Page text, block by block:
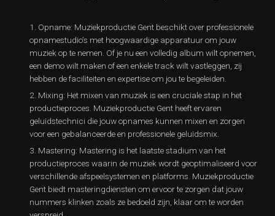
Opname: Muziekproductie Gent beschikt over professionele
opnamestudio’s met hoogwaardige apparatuur om jouw
muziek op te nemen. Of je nu een volledig album wilt opnemen,
een demo wilt maken of een enkele track wilt vastleggen, zij
hebben de faciliteiten en expertise om jou te begeleiden.
Mixing: Het mixen van muziek is een cruciale stap in het
productieproces. Muziekproductie Gent heeft ervaren
geluidstechnici die jouw opnames kunnen mixen en zorgen
voor een gebalanceerde en professionele geluidsmix.
Mastering: Mastering is het laatste stadium van het
productieproces waarin de muziek wordt geoptimaliseerd voor
verschillende afspeelsystemen en platforms. Muziekproductie
Gent biedt masteringdiensten om ervoor te zorgen dat jouw
nummers klinken zoals ze bedoeld zijn, klaar om te worden